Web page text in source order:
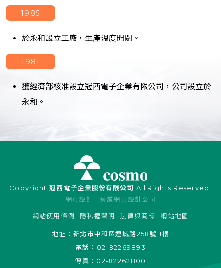
1985
於永和設立工廠，生產溫度開關。
1981
獲經濟部核准設立冠西電子企業有限公司，公司設立於
永和。
電話： 02-82269893
地址：新北市中和區連城路258號11樓
傳真： 02-82262800
網站使用條例 隱私權聲明 法律與商標 網站地圖
Copyright冠西電子企業股份有限公司 All Rights Reserved.
網頁設計 : 藝誠網頁設計公司